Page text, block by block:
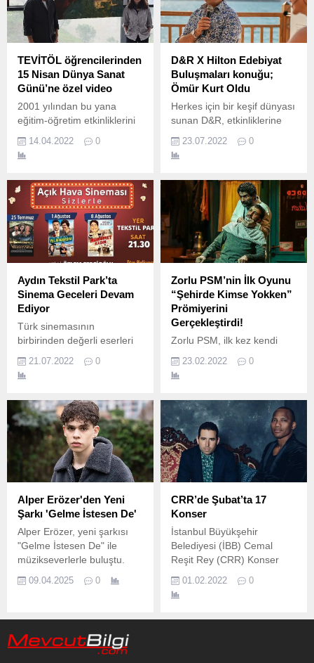
TEVİTÖL öğrencilerinden
15 Nisan Dünya Sanat
Günü’ne özel video
2001 yılından bu yana
eğitim-öğretim etkinliklerini
Türk Eğitim Vakfı
bünyesinde sürdüren, üstün
nitelikli öğrencilerin yetiştiği
Sanat Günü’nü özel bir
video ile kutluyor.
14.04.2022 0
D&R X Hilton Edebiyat
Buluşmaları konuğu;
Ömür Kurt Oldu
Herkes için bir keşif dünyası
sunan D&R, etkinliklerine
yaz boyunca da devam
ediyor.
23.07.2022 0
Aydın Tekstil Park’ta
Sinema Geceleri Devam
Ediyor
Türk sinemasının
birbirinden değerli eserleri
Aydın Büyükşehir Belediyesi
tarafından Aydın’a
Park’ta sinema günleri
devam ediyor.
21.07.2022 0
Zorlu PSM’nin İlk Oyunu
“Şehirde Kimse Yokken”
Prömiyerini
Gerçekleştirdi!
Zorlu PSM, ilk kez kendi
koyduğu ve kadınlık,
erkeklik üzerine pek çok
öyküsü ve oyuncu
kadrosuyla ilgi çeken
“Şehirde Kimse Yokken”
oyununun prömiyeri
seyircinin yoğun ilgisi ve
katılımıyla dün akşam
gerçekleşti.
23.02.2022 0
Alper Erözer'den Yeni
Şarkı 'Gelme İstesen De'
Alper Erözer, yeni şarkısı
"Gelme İstesen De" ile
müzikseverlerle buluştu.
09.04.2025 0
CRR’de Şubat’ta 17
Konser
İstanbul Büyükşehir
Belediyesi (İBB) Cemal
Reşit Rey (CRR) Konser
Salonu 2022 Konser
Sezonu için kapılarını, 29
Ocak akşamı gerçekleşen
01.02.2022 0